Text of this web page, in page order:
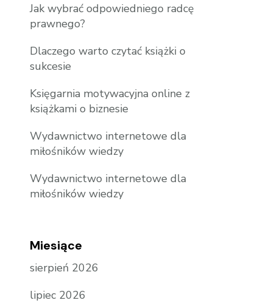
Jak wybrać odpowiedniego radcę
prawnego?
Dlaczego warto czytać książki o
sukcesie
Księgarnia motywacyjna online z
książkami o biznesie
Wydawnictwo internetowe dla
miłośników wiedzy
Wydawnictwo internetowe dla
miłośników wiedzy
Miesiące
sierpień 2026
lipiec 2026